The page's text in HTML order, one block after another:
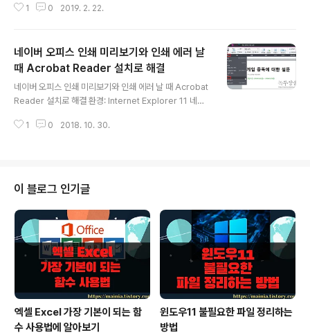
작성하시는 분들이 많이 있습니다. 특히 관공서 같은 경우
이버 오피스를 사용해 보세요. 워드로도 변환이 가능해서
아주 유용합니다 하지만 한글 문서로 저장하지는 못합니
다. 단순히 읽는 것으로 만족해야 합니다. ▼ 네이버로 접
속하신 후 계정 정보가 있는 오른쪽 상단으로 갑니다. 서비
스 목록을 여시면 아이콘 목록에 [오피스]라고 있습니다.
▼ 네이버 오피스 홈으로 이동해서 참고할 한글 문서를 올
1 0 2019. 2. 22.
네이버 오피스 인쇄 미리보기와 인쇄 에러 날
때 Acrobat Reader 설치로 해결
네이버 오피스 인쇄 미리보기와 인쇄 에러 날 때 Acrobat
Reader 설치로 해결 환경: Internet Explorer 11 네이
지 않아도 워드나 엑셀 , 파워포인트 편집, 생성이 가능한
능합니다. 이런 네이버 오피스에서 작업한 후 인쇄를 하려
는데 안되는 경우 어떻게 해야 할까요? 이유는 사용중인 컴
퓨터에 Acrobat Reader 가 설치되어 있지 않아서 입니
다. ▼ 오늘은 네이버 오피스에 인쇄 기능과 인쇄가 되지
않을 때 Acrobat Reader를 설치하는 방법에 대해서 알
아 ..
1 0 2018. 10. 30.
이 블로그 인기글
엑셀 Excel 가장 기본이 되는 함
수 사용법에 알아보기
윈도우11 불필요한 파일 정리하는
방법